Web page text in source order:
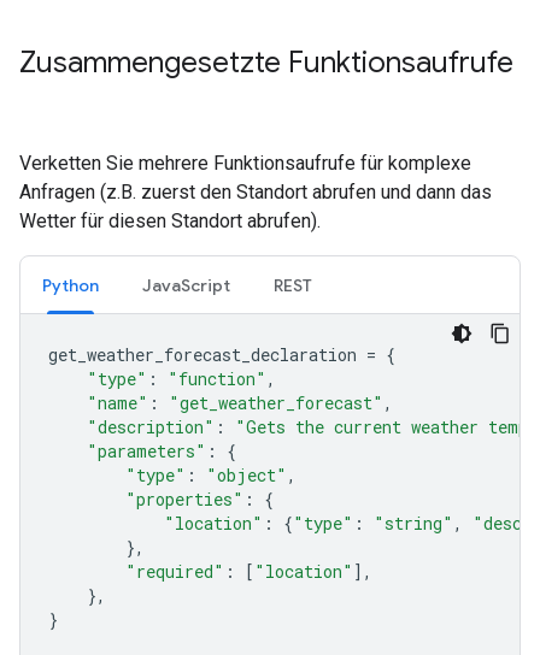
Zusammengesetzte Funktionsaufrufe
Verketten Sie mehrere Funktionsaufrufe für komplexe
Anfragen (z.B. zuerst den Standort abrufen und dann das
Wetter für diesen Standort abrufen).
Python JavaScript REST
get_weather_forecast_declaration = {
"type" : "function" ,
"name" : "get_weather_forecast" ,
"description" :
"Gets the current weather
"parameters" :
{
"type" : "object" ,
"properties" :
{
"location" : {"type" : "string" ,
},
"required" : [ "location" ],
},
}